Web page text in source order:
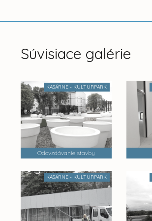
Súvisiace galérie
KASÁRNE - KULTURPARK
Odovzdávanie stavby
KASÁRNE - KULTURPARK